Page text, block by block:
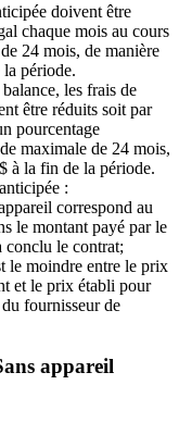
doivent être
chaque mois au cours
24 mois, de manière
période.
les frais de
être réduits soit par
pourcentage
maximale de 24 mois,
à la fin de la période.
:
correspond au
le montant payé par le
conclu le contrat;
le moindre entre le prix
et le prix établi pour
fournisseur de
appareil